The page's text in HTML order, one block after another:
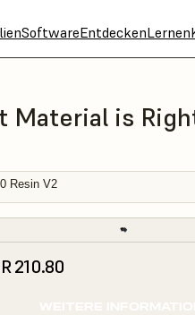
SoftwareEntdeckenLernen
Material is
Resin V2
210.80